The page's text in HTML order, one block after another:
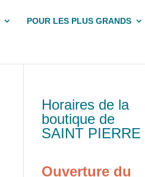
POUR LES PLUS GRANDS
Horaires de la
boutique de
SAINT PIERRE
Ouverture du